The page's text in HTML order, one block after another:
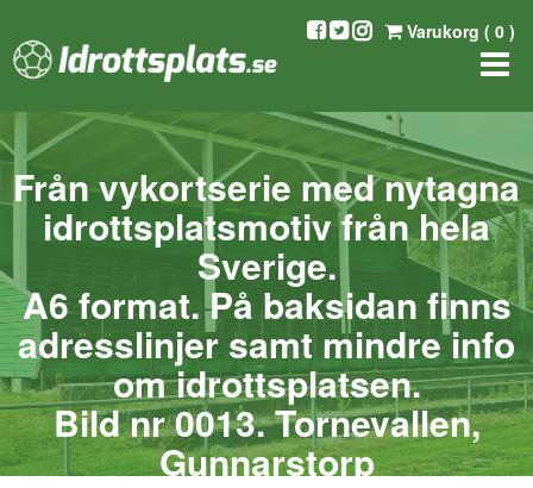
Varukorg ( 0 )
Från vykortserie med nytagna
idrottsplatsmotiv från hela
Sverige.
A6 format. På baksidan finns
adresslinjer samt mindre info
om idrottsplatsen.
Bild nr 0013. Tornevallen,
Gunnarstorp